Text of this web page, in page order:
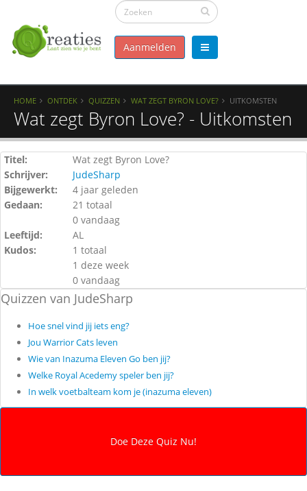
Aanmelden
HOME ONTDEK QUIZZEN WAT ZEGT BYRON LOVE? UITKOMSTEN
Wat zegt Byron Love? - Uitkomsten
Titel:
Wat zegt Byron Love?
Schrijver:
JudeSharp
Bijgewerkt:
4 jaar geleden
Gedaan:
21 totaal
0 vandaag
Leeftijd:
AL
Kudos:
1 totaal
1 deze week
0 vandaag
Quizzen van JudeSharp
Hoe snel vind jij iets eng?
Jou Warrior Cats leven
Wie van Inazuma Eleven Go ben jij?
Welke Royal Acedemy speler ben jij?
In welk voetbalteam kom je (inazuma eleven)